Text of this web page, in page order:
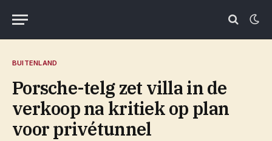
BUITENLAND
Porsche-telg zet villa in de
verkoop na kritiek op plan
voor privétunnel